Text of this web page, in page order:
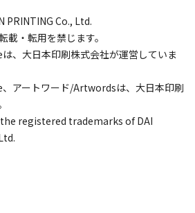
PRINTING Co., Ltd.
載・転用を禁じます。
、大日本印刷株式会社が運営していま
アートワード/Artwordsは、大日本印刷
registered trademarks of DAI